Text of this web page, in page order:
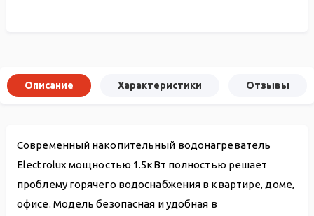
Описание Характеристики Отзывы
Современный накопительный водонагреватель
Electrolux мощностью 1.5кВт полностью решает
проблему горячего водоснабжения в квартире, доме,
офисе. Модель безопасная и удобная в